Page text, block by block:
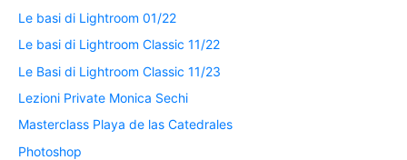
Le basi di Lightroom 01/22
Le basi di Lightroom Classic 11/22
Le Basi di Lightroom Classic 11/23
Lezioni Private Monica Sechi
Masterclass Playa de las Catedrales
Photoshop